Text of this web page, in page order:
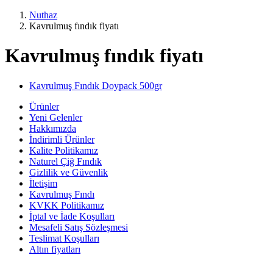
Nuthaz
Kavrulmuş fındık fiyatı
Kavrulmuş fındık fiyatı
Kavrulmuş Fındık Doypack 500gr
Ürünler
Yeni Gelenler
Hakkımızda
İndirimli Ürünler
Kalite Politikamız
Naturel Çiğ Fındık
Gizlilik ve Güvenlik
İletişim
Kavrulmuş Fındı
KVKK Politikamız
İptal ve İade Koşulları
Mesafeli Satış Sözleşmesi
Teslimat Koşulları
Altın fiyatları